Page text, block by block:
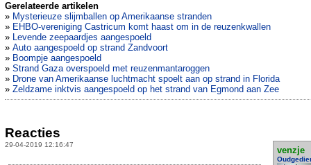
Gerelateerde artikelen
» Mysterieuze slijmballen op Amerikaanse stranden
» EHBO-vereniging Castricum komt haast om in de reuzenkwallen
» Levende zeepaardjes aangespoeld
» Auto aangespoeld op strand Zandvoort
» Boompje aangespoeld
» Strand Gaza overspoeld met reuzenmantaroggen
» Drone van Amerikaanse luchtmacht spoelt aan op strand in Florida
» Zeldzame inktvis aangespoeld op het strand van Egmond aan Zee
Reacties
29-04-2019 12:16:47
venzje